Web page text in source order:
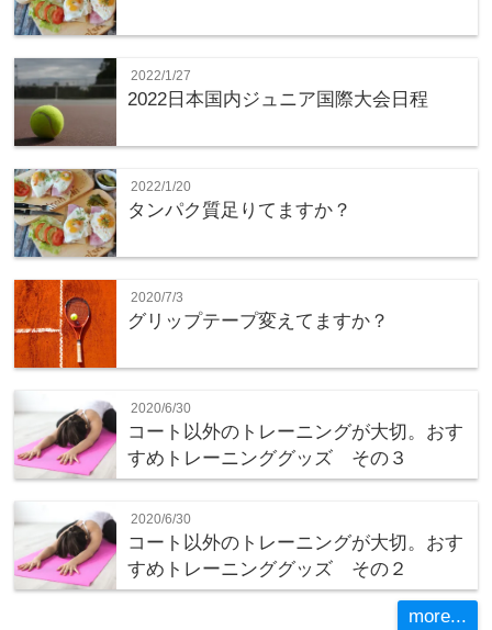
2022/1/27
2022日本国内ジュニア国際大会日程
2022/1/20
タンパク質足りてますか？
2020/7/3
グリップテープ変えてますか？
2020/6/30
コート以外のトレーニングが大切。おす
すめトレーニンググッズ その３
2020/6/30
コート以外のトレーニングが大切。おす
すめトレーニンググッズ その２
more...